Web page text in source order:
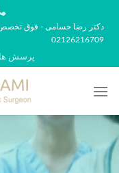
محتوا
دکتر رضا حسامی - فوق تخصص
02126216709
پرسش